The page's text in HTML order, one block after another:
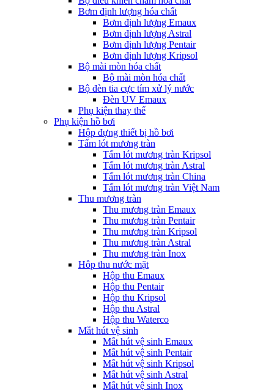
Bơm định lượng hóa chất
Bơm định lượng Emaux
Bơm định lượng Astral
Bơm định lượng Pentair
Bơm định lượng Kripsol
Bộ mài mòn hóa chất
Bộ mài mòn hóa chất
Bộ đèn tia cực tím xử lý nước
Đèn UV Emaux
Phụ kiện thay thế
Phụ kiện hồ bơi
Hộp đựng thiết bị hồ bơi
Tấm lót mương tràn
Tấm lót mương tràn Kripsol
Tấm lót mương tràn Astral
Tấm lót mương tràn China
Tấm lót mương tràn Việt Nam
Thu mương tràn
Thu mương tràn Emaux
Thu mương tràn Pentair
Thu mương tràn Kripsol
Thu mương tràn Astral
Thu mương tràn Inox
Hôp thu nước mặt
Hộp thu Emaux
Hộp thu Pentair
Hộp thu Kripsol
Hộp thu Astral
Hộp thu Waterco
Mắt hút vệ sinh
Mắt hút vệ sinh Emaux
Mắt hút vệ sinh Pentair
Mắt hút vệ sinh Kripsol
Mắt hút vệ sinh Astral
Mắt hút vệ sinh Inox